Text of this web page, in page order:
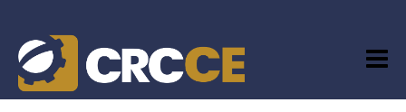
content